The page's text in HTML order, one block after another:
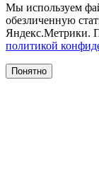
Мы используем
обезличенную
Яндекс.Метрики.
политикой
Понятно